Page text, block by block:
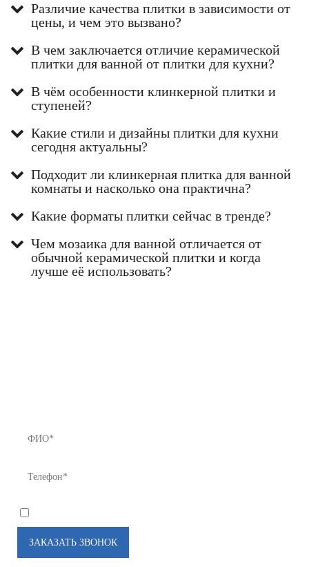
Различие качества плитки в зависимости от
цены, и чем это вызвано?
В чем заключается отличие керамической
плитки для ванной от плитки для кухни?
В чём особенности клинкерной плитки и
ступеней?
Какие стили и дизайны плитки для кухни
сегодня актуальны?
Подходит ли клинкерная плитка для ванной
комнаты и насколько она практична?
Какие форматы плитки сейчас в тренде?
Чем мозаика для ванной отличается от
обычной керамической плитки и когда
лучше её использовать?